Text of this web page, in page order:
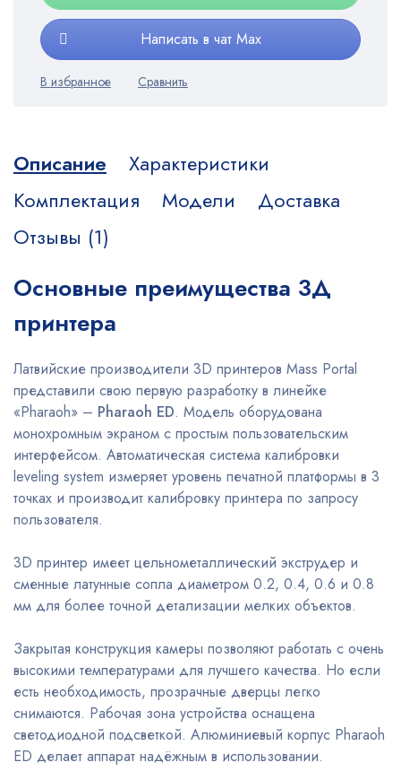
Написать в чат Max
Описание
Характеристики
Комплектация
Модели
Доставка
Отзывы (1)
Основные преимущества 3Д
принтера
Латвийские производители 3D принтеров Mass Portal
представили свою первую разработку в линейке
«Pharaoh» – Pharaoh ED. Модель оборудована
монохромным экраном с простым пользовательским
интерфейсом. Автоматическая система калибровки
leveling system измеряет уровень печатной платформы в 3
точках и производит калибровку принтера по запросу
пользователя.
3D принтер имеет цельнометаллический экструдер и
сменные латунные сопла диаметром 0.2, 0.4, 0.6 и 0.8
мм для более точной детализации мелких объектов.
Закрытая конструкция камеры позволяют работать с очень
высокими температурами для лучшего качества. Но если
есть необходимость, прозрачные дверцы легко
снимаются. Рабочая зона устройства оснащена
светодиодной подсветкой. Алюминиевый корпус Pharaoh
ED делает аппарат надёжным в использовании.